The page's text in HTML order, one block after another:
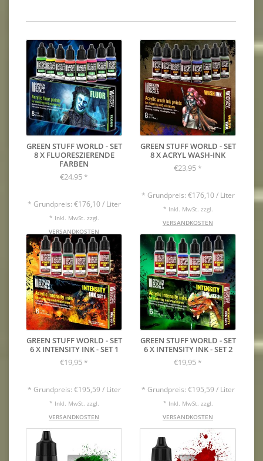
GREEN STUFF WORLD - SET
8 X FLUORESZIERENDE
FARBEN
€24,95 *
* Grundpreis: €176,10 / Liter
* Inkl. MwSt. zzgl.
VERSANDKOSTEN
GREEN STUFF WORLD - SET
8 X ACRYL WASH-INK
€23,95 *
* Grundpreis: €176,10 / Liter
* Inkl. MwSt. zzgl.
VERSANDKOSTEN
GREEN STUFF WORLD - SET
6 X INTENSITY INK - SET 1
€19,95 *
* Grundpreis: €195,59 / Liter
* Inkl. MwSt. zzgl.
VERSANDKOSTEN
GREEN STUFF WORLD - SET
6 X INTENSITY INK - SET 2
€19,95 *
* Grundpreis: €195,59 / Liter
* Inkl. MwSt. zzgl.
VERSANDKOSTEN